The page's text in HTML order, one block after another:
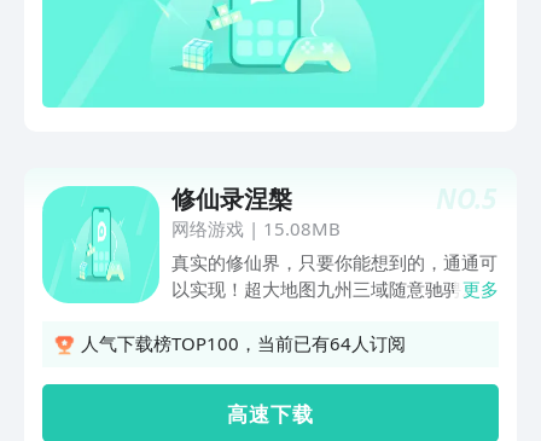
NO.5
修仙录涅槃
网络游戏| 15.08MB
真实的修仙界，只要你能想到的，通通可
以实现！超大地图九州三域随意驰骋。争
自由炼器！驯服妖兽为我所用！刻画各式
易！功法种类百花齐放，世界机缘无处不
更多
人气下载榜TOP100，当前已有64人订阅
高 速 下 载